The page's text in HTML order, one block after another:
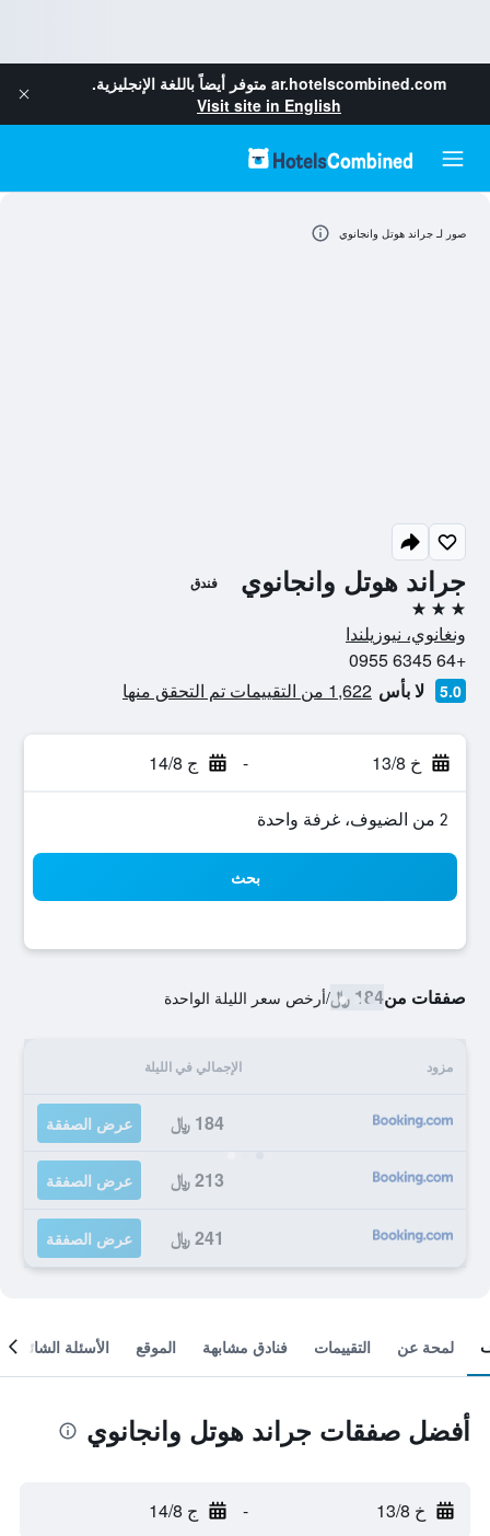
ar.hotelscombined.com متوفر أيضاً باللغة الإنجليزية.
Visit site in English
جراند هوتل وانجانوي فندق
3 نجوم
ونغانوي، نيوزيلندا
+64 6345 0955
5.0 لا بأس 1,622 من التقييمات تم التحقق منها
خ 13/8 - ج 14/8
2 من الضيوف، غرفة واحدة
بحث
صفقات من184 ﷼ /أرخص سعر الليلة الواحدة
مزود الإجمالي في الليلة
184 ﷼ عرض الصفقة
213 ﷼ عرض الصفقة
241 ﷼ عرض الصفقة
صور لـ جراند هوتل وانجانوي
لمحة عن التقييمات فنادق مشابهة الموقع الأسئلة الشائعة
أفضل صفقات جراند هوتل وانجانوي
خ 13/8 - ج 14/8